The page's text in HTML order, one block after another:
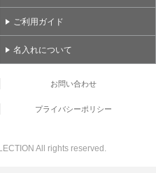
ご利用ガイド
名入れについて
お問い合わせ
プライバシーポリシー
All rights reserved.